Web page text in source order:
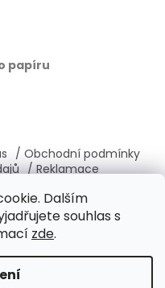
Dalším
souhlas s
zde.
papíru
/ Obchodní podmínky
/ Reklamace